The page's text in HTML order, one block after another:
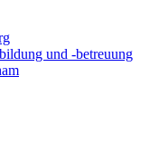
und -betreuung